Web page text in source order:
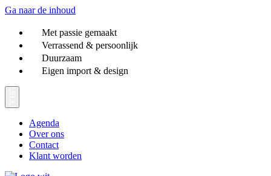
Ga naar de inhoud
Met passie gemaakt
Verrassend & persoonlijk
Duurzaam
Eigen import & design
Agenda
Over ons
Contact
Klant worden